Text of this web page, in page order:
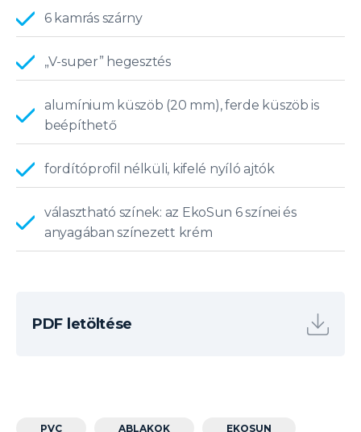
6 kamrás szárny
„V-super” hegesztés
alumínium küszöb (20 mm), ferde küszöb is
beépíthető
fordítóprofil nélküli, kifelé nyíló ajtók
választható színek: az EkoSun 6 színei és
anyagában színezett krém
PDF letöltése
PVC ABLAKOK EKOSUN